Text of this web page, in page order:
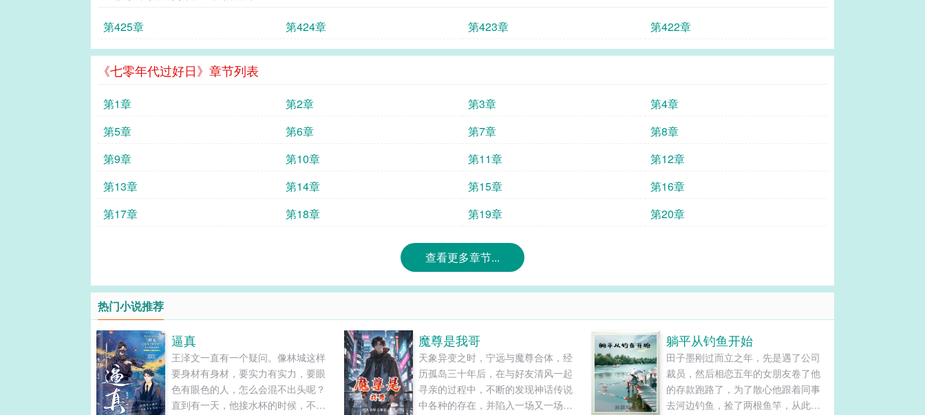
第425章 第424章 第423章 第422章
《七零年代过好日》章节列表
第1章 第2章 第3章
第4章
第5章
第6章 第7章
第8章
第9章
第10章 第11章
第12章
第13章
第14章 第15章
第16章
第17章
第18章 第19章 第20章
查看更多章节...
热门小说推荐
逼真
王泽文一直有一个疑问。像林城这样
要身材有身材，要实力有实力，要眼
色有眼色的人，怎么会混不出头呢？
直到有一天，他接水杯的时候，不小
魔尊是我哥
天象异变之时，宁远与魔尊合体，经
历孤岛三十年后，在与好友清风一起
寻亲的过程中，不断的发现神话传说
中各种的存在，并陷入一场又一场的
躺平从钓鱼开始
田子墨刚过而立之年，先是遇了公司
裁员，然后相恋五年的女朋友卷了他
的存款跑路了，为了散心他跟着同事
去河边钓鱼，捡了两根鱼竿，从此开